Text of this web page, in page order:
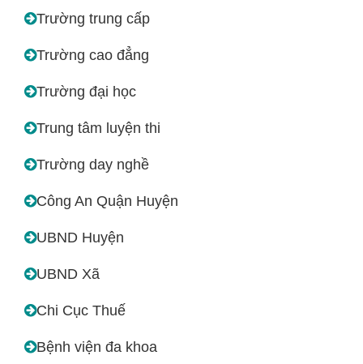
Trường trung cấp
Trường cao đẳng
Trường đại học
Trung tâm luyện thi
Trường day nghề
Công An Quận Huyện
UBND Huyện
UBND Xã
Chi Cục Thuế
Bệnh viện đa khoa